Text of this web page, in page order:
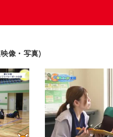
像・写真)
『CCNet Web TV』は